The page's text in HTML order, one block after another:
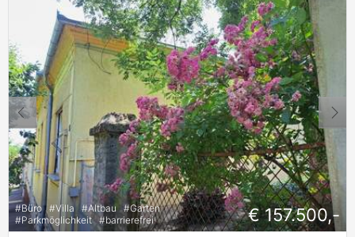
#Büro #Villa #Altbau #Garten
#Parkmöglichkeit #barrierefrei € 157.500,-